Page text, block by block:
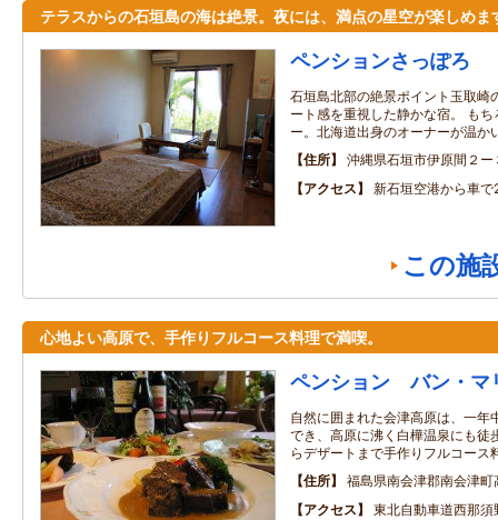
テラスからの石垣島の海は絶景。夜には、満点の星空が楽しめ
ペンションさっぽろ
石垣島北部の絶景ポイント玉取崎
ート感を重視した静かな宿。 も
ー。北海道出身のオーナーが温か
住所
沖縄県石垣市伊原間２ー
アクセス
新石垣空港から車で
この施
心地よい高原で、手作りフルコース料理で満喫。
ペンション バン・マ
自然に囲まれた会津高原は、一年
でき、高原に沸く白樺温泉にも徒
らデザートまで手作りフルコース
住所
福島県南会津郡南会津町
アクセス
東北自動車道西那須